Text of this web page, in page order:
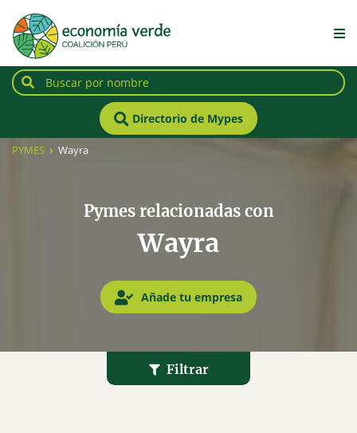
Directorio de Mypes
PYMES Wayra
Pymes relacionadas con
Wayra
Añade tu empresa
Filtrar